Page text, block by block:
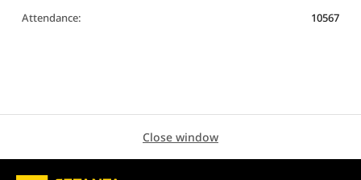
Attendance:
10567
Close window